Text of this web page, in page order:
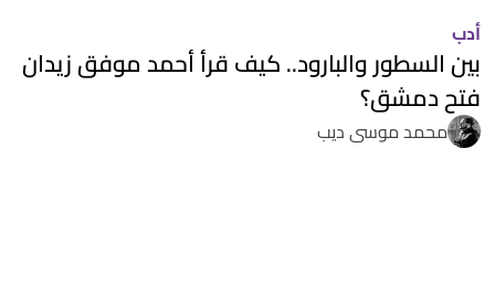
أدب
بين السطور والبارود.. كيف قرأ أحمد موفق زيدان
فتح دمشق؟
محمد موسى ديب